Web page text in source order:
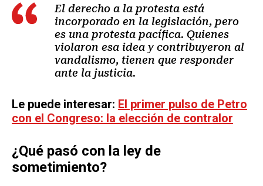
El derecho a la protesta está
incorporado en la legislación, pero
es una protesta pacífica. Quienes
violaron esa idea y contribuyeron al
vandalismo, tienen que responder
ante la justicia.
Le puede interesar: El primer pulso de Petro
con el Congreso: la elección de contralor
¿Qué pasó con la ley de
sometimiento?